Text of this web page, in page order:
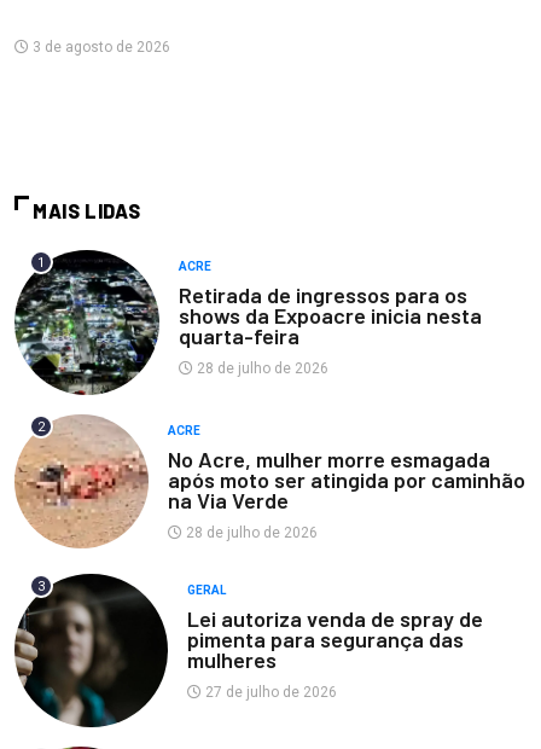
3 de agosto de 2026
MAIS LIDAS
1 ACRE
Retirada de ingressos para os
shows da Expoacre inicia nesta
quarta-feira
28 de julho de 2026
2 ACRE
No Acre, mulher morre esmagada
após moto ser atingida por caminhão
na Via Verde
28 de julho de 2026
3 GERAL
Lei autoriza venda de spray de
pimenta para segurança das
mulheres
27 de julho de 2026